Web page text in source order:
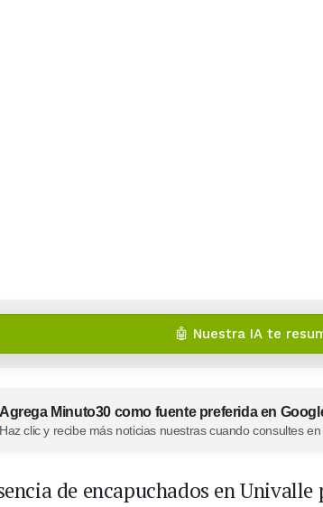
🤖 Nuestra IA te
Agrega Minuto30 como fuente preferida en
Haz clic y recibe más noticias nuestras cuando consultes en
de encapuchados en